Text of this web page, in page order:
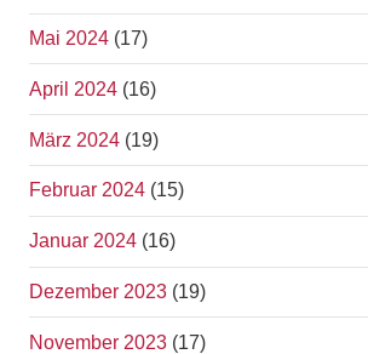
Mai 2024 (17)
April 2024 (16)
März 2024 (19)
Februar 2024 (15)
Januar 2024 (16)
Dezember 2023 (19)
November 2023 (17)